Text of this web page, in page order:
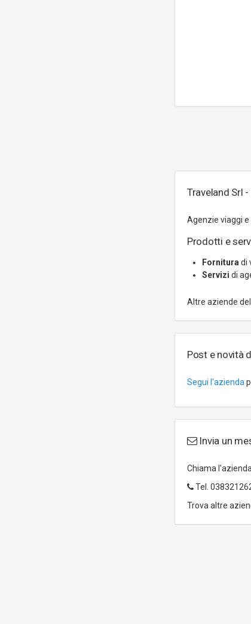
Traveland Srl
Agenzie viaggi
Prodotti e
Fornitura di
Servizi di
Altre aziende
Post e novità
Segui l'azienda
Invia un
Chiama
Tel.
Trova altre